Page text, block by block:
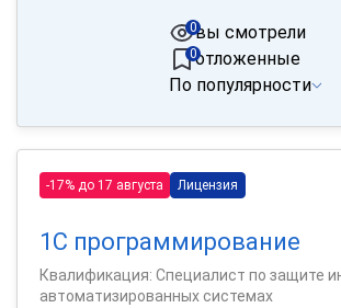
вы смотрели
0
отложенные
0
По популярности
-17% до 17 августа Лицензия
1С программирование
Квалификация: Специалист по защите
автоматизированных системах